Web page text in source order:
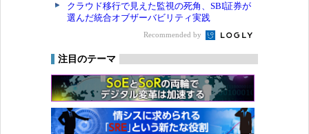
クラウド移行で見えた監視の死角、SBI証券が
選んだ統合オブザーバビリティ実践
Recommended by
注目のテーマ